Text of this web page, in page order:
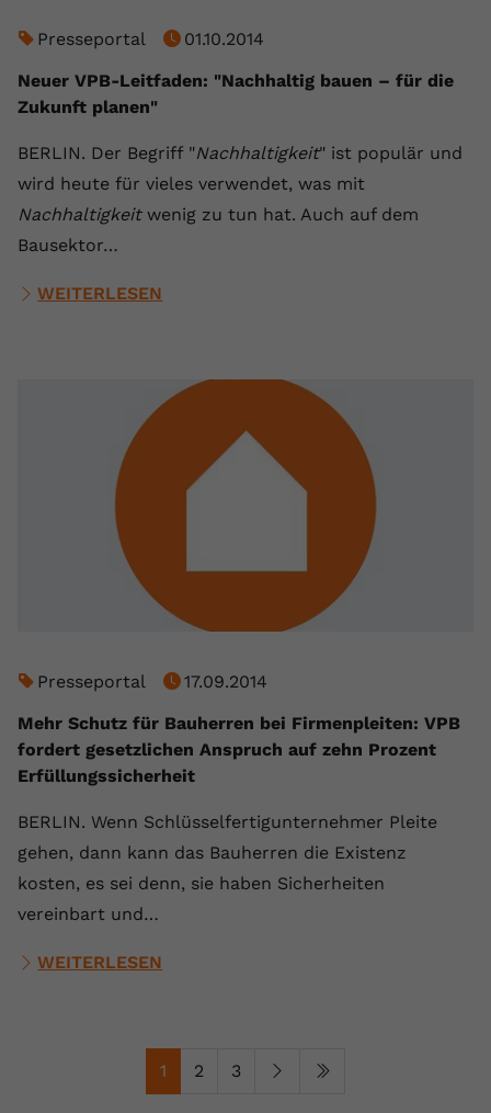
Presseportal
01.10.2014
Neuer VPB-Leitfaden: "Nachhaltig bauen – für die
Zukunft planen"
BERLIN. Der Begriff "Nachhaltigkeit" ist populär und
wird heute für vieles verwendet, was mit
Nachhaltigkeitwenig zu tun hat. Auch auf dem
Bausektor…
WEITERLESEN
Presseportal
17.09.2014
Mehr Schutz für Bauherren bei Firmenpleiten: VPB
fordert gesetzlichen Anspruch auf zehn Prozent
Erfüllungssicherheit
BERLIN. Wenn Schlüsselfertigunternehmer Pleite
gehen, dann kann das Bauherren die Existenz
kosten, es sei denn, sie haben Sicherheiten
vereinbart und…
WEITERLESEN
1 2 3